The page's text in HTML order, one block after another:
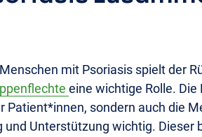
mit Psoriasis spielt der
eine wichtige Rolle.
sondern auch die
Unterstützung wichtig. Dieser